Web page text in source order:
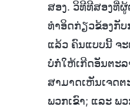
ສອງ. ວິທີທີສອງທີ່
ທຳອິດກ່ຽວຂ້ອງກັບ
ແລ້ວ ຄົນແບບນີ້ ຈ
ບໍ່ກໍ່ໃຫ້ເກີດອັນຕະ
ສາມາດເຫັນເຈດ
ພວກເຂົາ; ແລະ ພ